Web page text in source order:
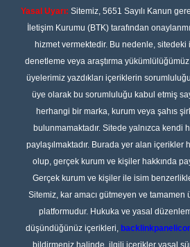
Yasal Uyarı: Sitemiz, 5651 Sayılı Kanun
İletişim Kurumu (BTK) tarafından
hizmet vermektedir. Bu nedenle,
denetleme veya araştırma
üyelerimiz yazdıkları içeriklerin
üye olarak bu sorumluluğu kabul etmiş
herhangi bir marka, kurum veya şahıs
bulunmamaktadır. Sitede yalnızca kendi
paylaşılmaktadır. Burada yer alan içerikler
olup, gerçek kurum ve kişiler hakkında
Gerçek kurum ve kişiler ile isim
Sitemiz, kar amacı gütmeyen ve tamamen
platformudur. Hukuka ve yasal
düşündüğünüz içerikleri,
bildirmeniz halinde, ilgili içerikler yasal